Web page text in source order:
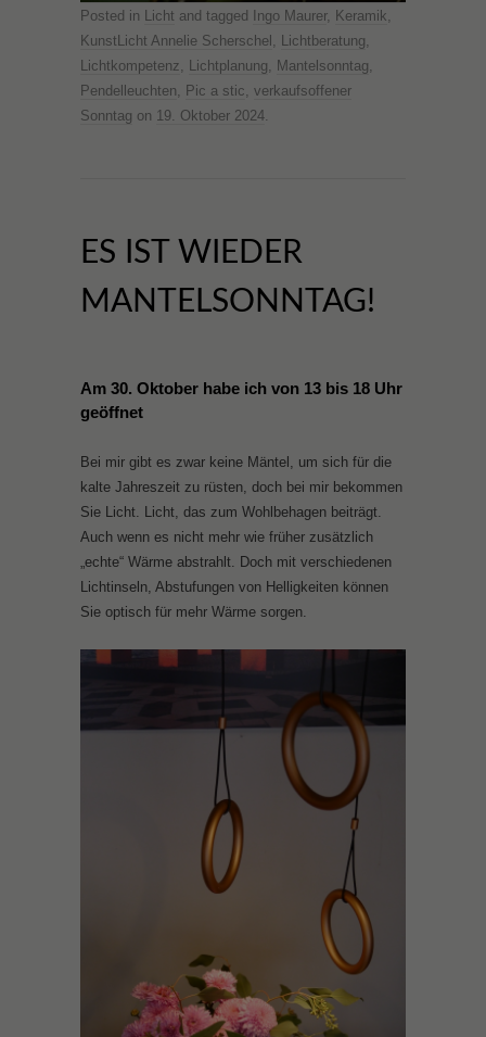
Posted in Licht and tagged Ingo Maurer, Keramik,
KunstLicht Annelie Scherschel , Lichtberatung,
Lichtkompetenz, Lichtplanung, Mantelsonntag,
Pendelleuchten, Pic a stic, verkaufsoffener
Sonntag on 19. Oktober 2024.
ES IST WIEDER
MANTELSONNTAG!
Am 30. Oktober habe ich von 13 bis 18 Uhr
geöffnet
Bei mir gibt es zwar keine Mäntel, um sich für die
kalte Jahreszeit zu rüsten, doch bei mir bekommen
Sie Licht. Licht, das zum Wohlbehagen beiträgt.
Auch wenn es nicht mehr wie früher zusätzlich
„echte“ Wärme abstrahlt. Doch mit verschiedenen
Lichtinseln, Abstufungen von Helligkeiten können
Sie optisch für mehr Wärme sorgen.